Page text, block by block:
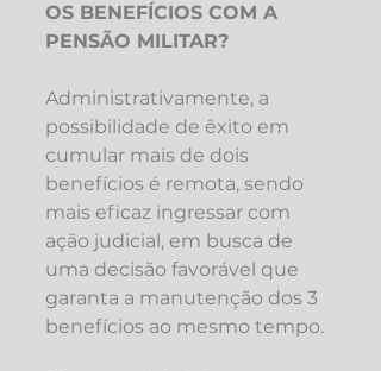
OS BENEFÍCIOS COM A
PENSÃO MILITAR?
Administrativamente, a
possibilidade de êxito em
cumular mais de dois
benefícios é remota, sendo
mais eficaz ingressar com
ação judicial, em busca de
uma decisão favorável que
garanta a manutenção dos 3
benefícios ao mesmo tempo.